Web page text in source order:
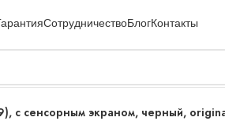
СотрудничествоБлогКонтакты
с сенсорным экраном, черный,